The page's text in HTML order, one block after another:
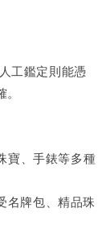
工鑑定則能憑
。
寶、手錶等多種
名牌包、精品珠